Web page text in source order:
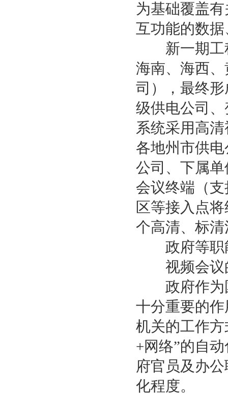
为基础覆盖
互功能的数
新一期工程
海南、海西
司），最终
级供电公司
系统采用高
各地州市供
公司、下属
会议终端（
区等接入点
个高清、标
政府等职
视频会议的
政府作为国
十分重要的
机关的工作
+网络”的自
府官员及办
化程度。